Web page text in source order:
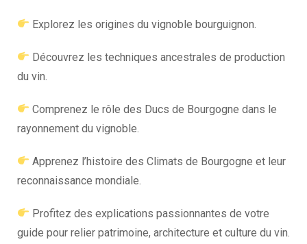
Explorez les origines du vignoble bourguignon.
Découvrez les techniques ancestrales de production
du vin.
Comprenez le rôle des Ducs de Bourgogne dans le
rayonnement du vignoble.
Apprenez l’histoire des Climats de Bourgogne et leur
reconnaissance mondiale.
Profitez des explications passionnantes de votre
guide pour relier patrimoine, architecture et culture du vin.